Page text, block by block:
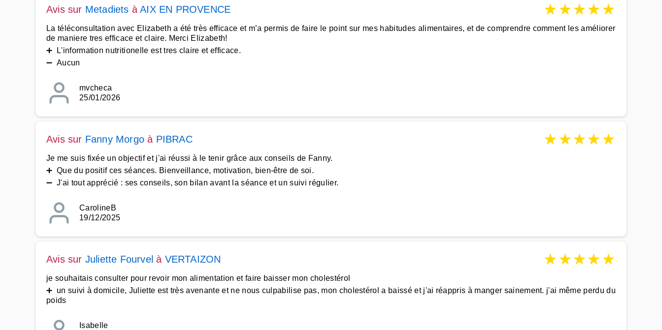
Avis sur Metadiets àAIX EN PROVENCE ★★★★★
La téléconsultation avec Elizabeth a été très efficace et m’a permis de faire le point sur mes habitudes alimentaires, et de comprendre comment les améliorer
de maniere tres efficace et claire. Merci Elizabeth!
➕ L'information nutritionelle est tres claire et efficace.
➖ Aucun
mvcheca
25/01/2026
Avis sur Fanny Morgo à PIBRAC ★★★★★
Je me suis fixée un objectif et j'ai réussi à le tenir grâce aux conseils de Fanny.
➕ Que du positif ces séances. Bienveillance, motivation, bien-être de soi.
➖ J'ai tout apprécié : ses conseils, son bilan avant la séance et un suivi régulier.
CarolineB
19/12/2025
Avis sur Juliette Fourvel à VERTAIZON ★★★★★
je souhaitais consulter pour revoir mon alimentation et faire baisser mon cholestérol
➕ un suivi à domicile, Juliette est très avenante et ne nous culpabilise pas, mon cholestérol a baissé et j'ai réappris à manger sainement. j'ai même perdu du
poids
Isabelle